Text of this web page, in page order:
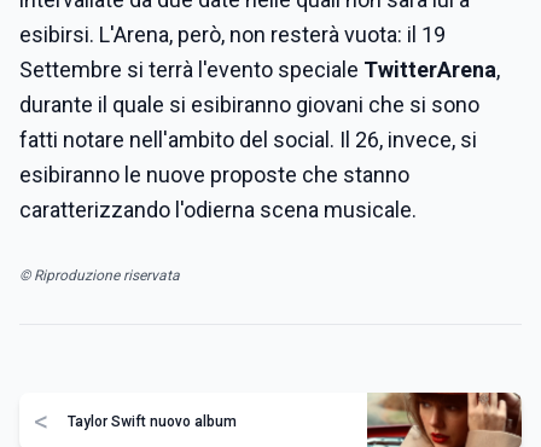
esibirsi. L'Arena, però, non resterà vuota: il 19
Settembre si terrà l'evento speciale TwitterArena,
durante il quale si esibiranno giovani che si sono
fatti notare nell'ambito del social. Il 26, invece, si
esibiranno le nuove proposte che stanno
caratterizzando l'odierna scena musicale.
© Riproduzione riservata
< Taylor Swift nuovo album